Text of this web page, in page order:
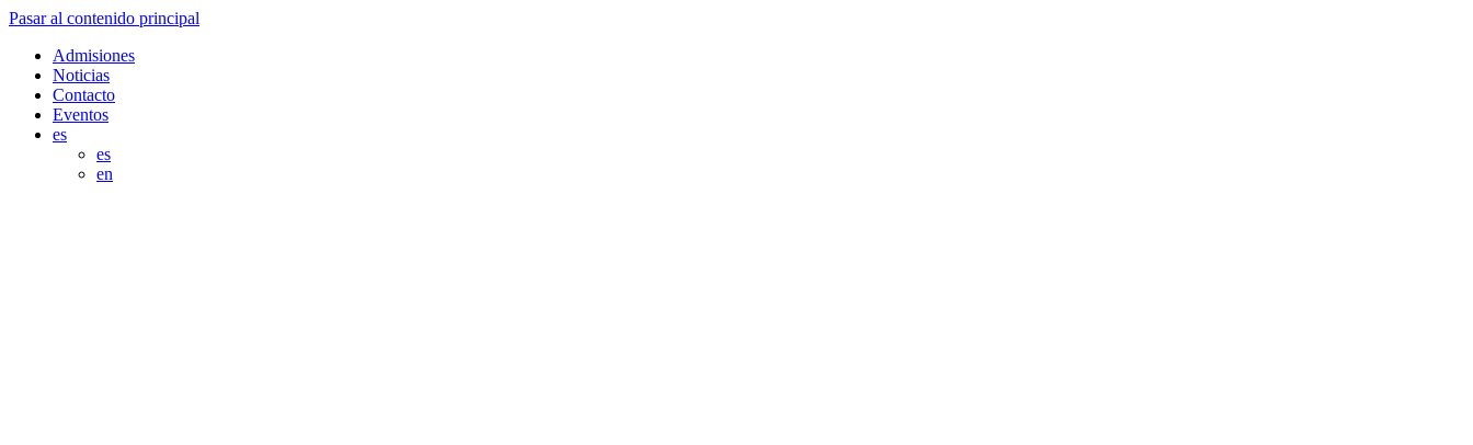
Pasar al contenido principal
Admisiones
Noticias
Contacto
Eventos
es
es
en